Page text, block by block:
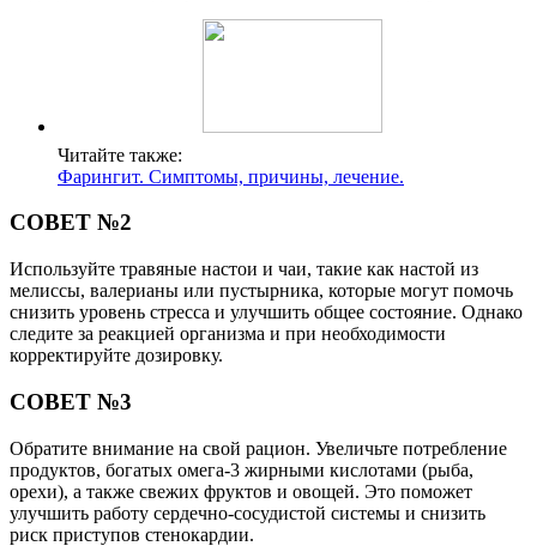
Читайте также:
Фарингит. Симптомы, причины, лечение.
СОВЕТ №2
Используйте травяные настои и чаи, такие как настой из
мелиссы, валерианы или пустырника, которые могут помочь
снизить уровень стресса и улучшить общее состояние. Однако
следите за реакцией организма и при необходимости
корректируйте дозировку.
СОВЕТ №3
Обратите внимание на свой рацион. Увеличьте потребление
продуктов, богатых омега-3 жирными кислотами (рыба,
орехи), а также свежих фруктов и овощей. Это поможет
улучшить работу сердечно-сосудистой системы и снизить
риск приступов стенокардии.